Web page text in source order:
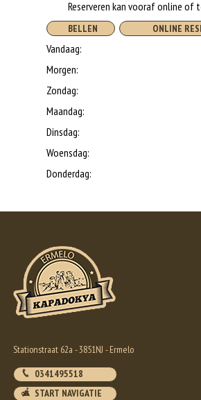
Reserveren kan vooraf online of
BELLEN ONLINE
Vandaag:
Morgen:
Zondag:
Maandag:
Dinsdag:
Woensdag:
Donderdag:
Stationstraat 62a - 3851NJ - Ermelo
0341495518
START NAVIGATIE